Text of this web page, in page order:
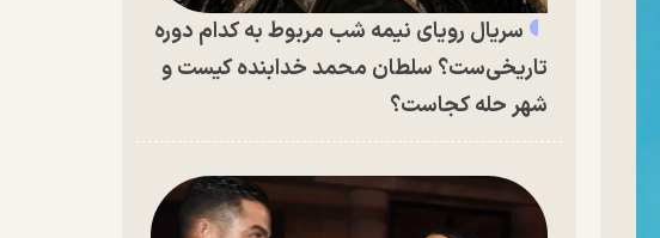
سریال رویای نیمه شب مربوط به کدام دوره
تاریخی‌ست؟ سلطان محمد خدابنده کیست و
شهر حله کجاست؟